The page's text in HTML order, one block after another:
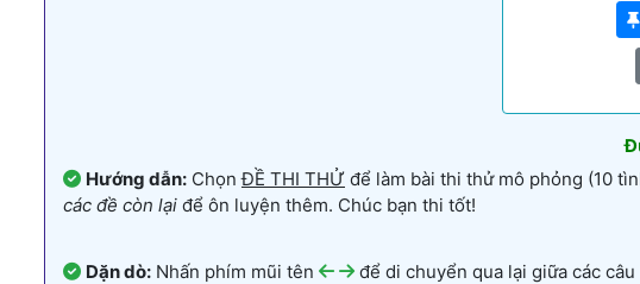
Hướng dẫn: ChọnĐỀ THI THỬ để làm bài thi thử mô phỏng (10
các đề còn lại để ôn luyện thêm. Chúc bạn thi tốt!
Dặn dò: Nhấn phím mũi tên để di chuyển qua lại giữa các